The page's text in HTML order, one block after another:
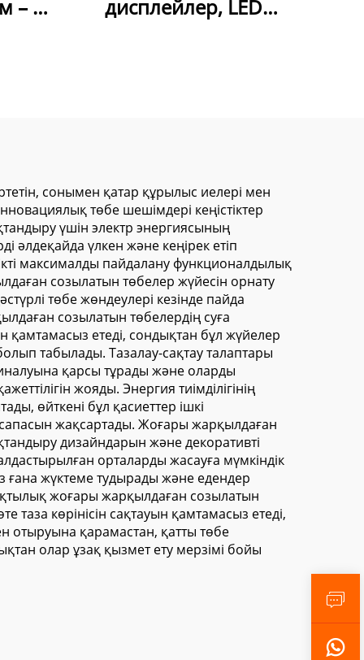
– 5
дисплейлер, LED
шамдық тақта
сонымен қатар құрылыс иелері мен
төбе шешімдері кеңістіктер
үшін электр энергиясының
әлдеқайда үлкен және кеңірек етіп
максималды пайдалану функционалдылық
созылатын төбелер жүйесін орнату
төбе жөндеулері кезінде пайда
созылатын төбелердің суға
қамтамасыз етеді, сондықтан бұл жүйелер
табылады. Тазалау-сақтау талаптары
қарсы тұрады және оларды
жояды. Энергия тиімділігінің
өйткені бұл қасиеттер ішкі
жақсартады. Жоғары жарқылдаған
дизайндарын және декоративті
орталарды жасауға мүмкіндік
ғана жүктеме тудырады және едендер
жоғары жарқылдаған созылатын
көрінісін сақтауын қамтамасыз етеді,
отыруына қарамастан, қатты төбе
олар ұзақ қызмет ету мерзімі бойы